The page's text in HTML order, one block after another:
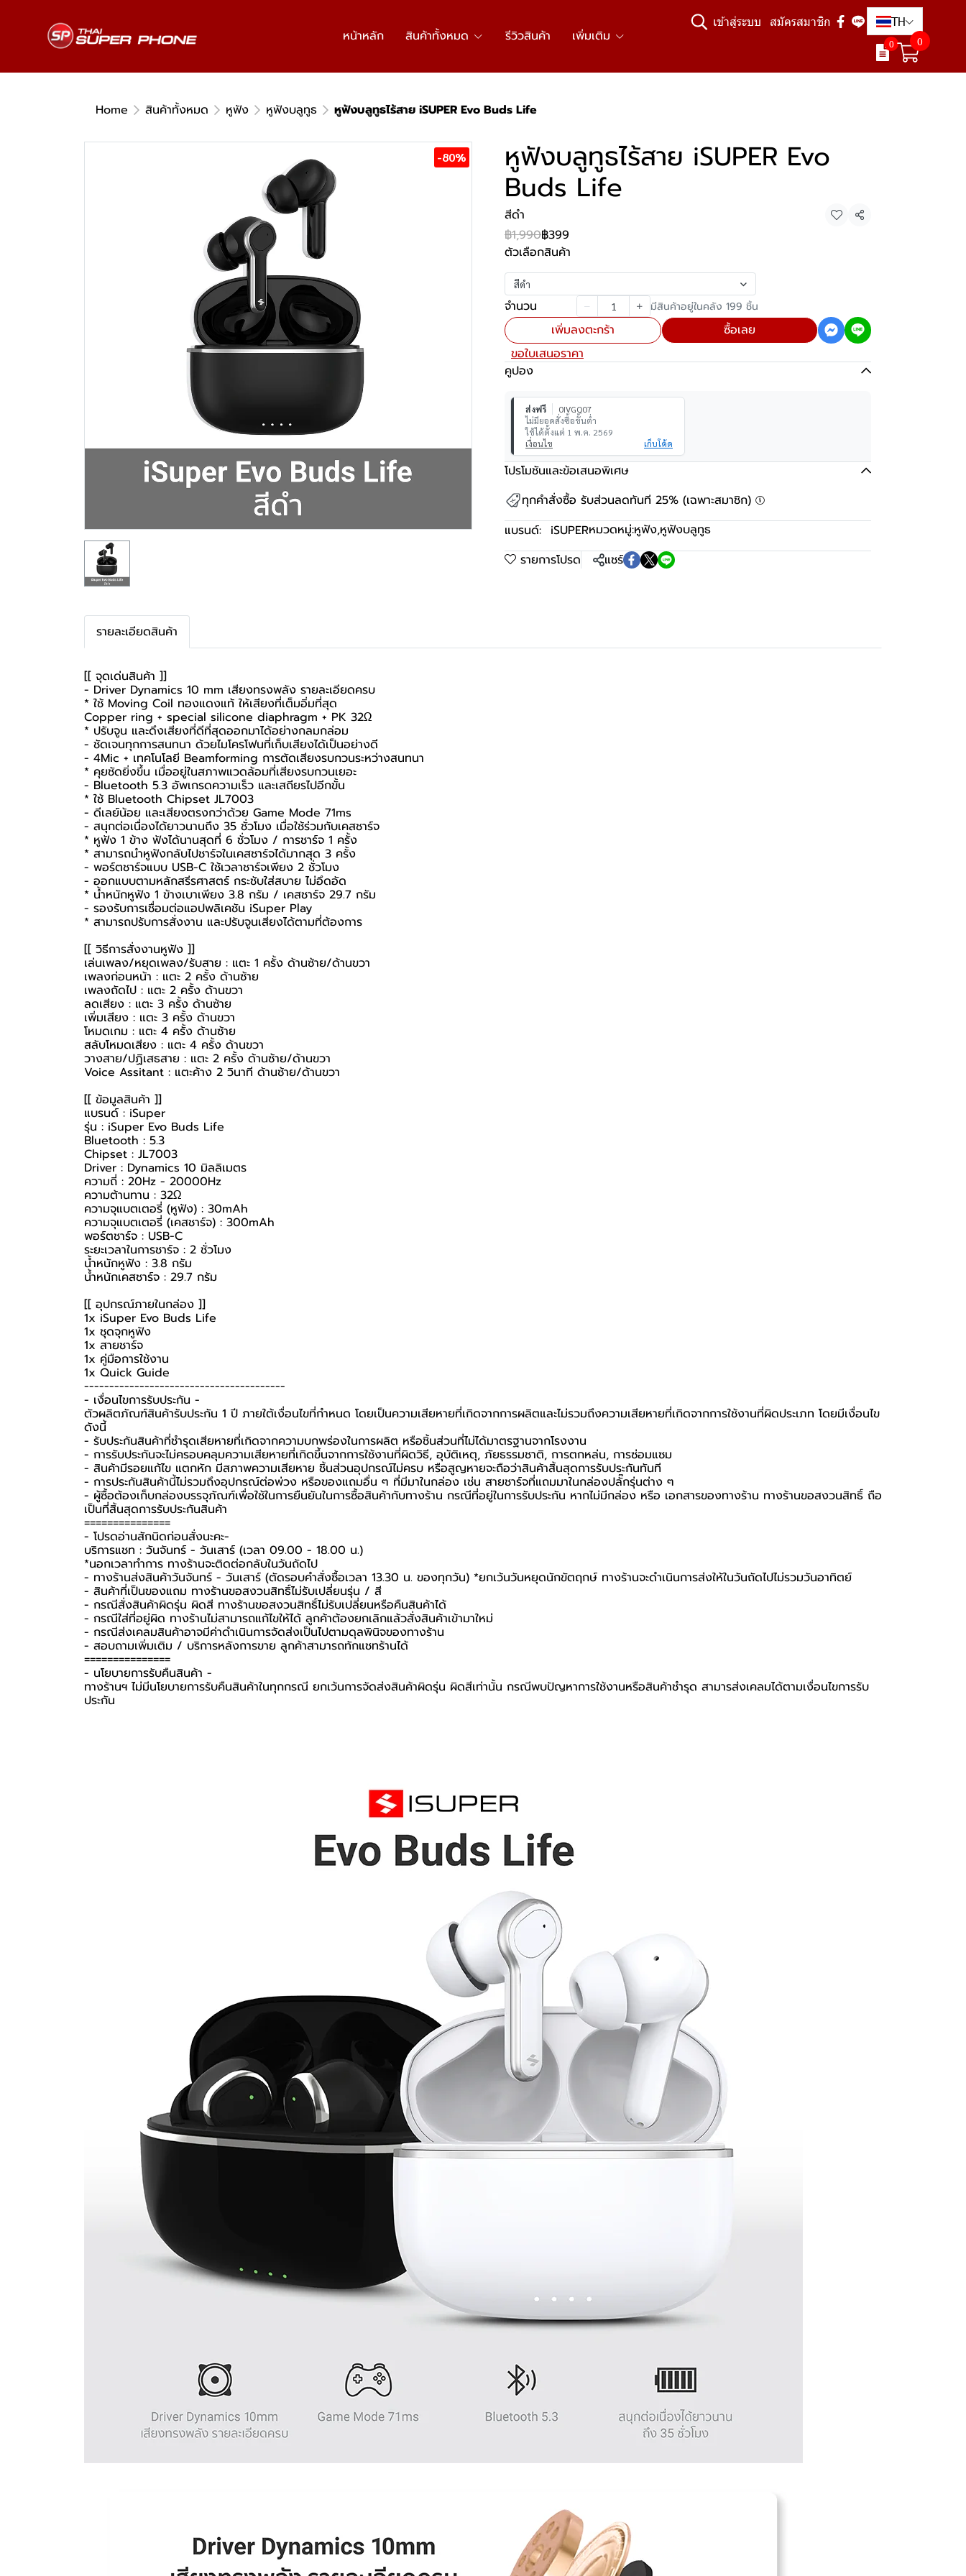
หน้าหลัก สินค้าทั้งหมด รีวิวสินค้า เพิ่มเติม
เข้าสู่ระบบ สมัครสมาชิก TH
0 0
Home สินค้าทั้งหมด หูฟัง หูฟังบลูทูธ หูฟังบลูทูธไร้สาย iSUPER Evo Buds Life
-80% หูฟังบลูทูธไร้สาย iSUPER Evo
Buds Life
สีดำ
แชร์
฿1,990฿399
ตัวเลือกสินค้า
สีดำ
จำนวน มีสินค้าอยู่ในคลัง 199 ชิ้น
เพิ่มลงตะกร้า
ซื้อเลย
ขอใบเสนอราคา
คูปอง
ส่งฟรี
0IVGQ07
ไม่มียอดสั่งซื้อขั้นต่ำ
ใช้ได้ตั้งแต่ 1 พ.ค. 2569
เงื่อนไข
เก็บโค้ด
โปรโมชันและข้อเสนอพิเศษ
ทุกคำสั่งซื้อ รับส่วนลดทันที 25% (เฉพาะสมาชิก)
แบรนด์: iSUPERหมวดหมู่:หูฟัง,หูฟังบลูทูธ
รายการโปรด
แชร์
รายละเอียดสินค้า
[[ จุดเด่นสินค้า ]]
- Driver Dynamics 10 mm เสียงทรงพลัง รายละเอียดครบ
* ใช้ Moving Coil ทองแดงแท้ ให้เสียงที่เต็มอิ่มที่สุด
Copper ring + special silicone diaphragm + PK 32Ω
* ปรับจูน และดึงเสียงที่ดีที่สุดออกมาได้อย่างกลมกล่อม
- ชัดเจนทุกการสนทนา ด้วยไมโครโฟนที่เก็บเสียงได้เป็นอย่างดี
- 4Mic + เทคโนโลยี Beamforming การตัดเสียงรบกวนระหว่างสนทนา
* คุยชัดยิ่งขึ้น เมื่ออยู่ในสภาพแวดล้อมที่เสียงรบกวนเยอะ
- Bluetooth 5.3 อัพเกรดความเร็ว และเสถียรไปอีกขั้น
* ใช้ Bluetooth Chipset JL7003
- ดีเลย์น้อย และเสียงตรงกว่าด้วย Game Mode 71ms
- สนุกต่อเนื่องได้ยาวนานถึง 35 ชั่วโมง เมื่อใช้ร่วมกับเคสชาร์จ
* หูฟัง 1 ข้าง ฟังได้นานสุดที่ 6 ชั่วโมง / การชาร์จ 1 ครั้ง
* สามารถนำหูฟังกลับไปชาร์จในเคสชาร์จได้มากสุด 3 ครั้ง
- พอร์ตชาร์จแบบ USB-C ใช้เวลาชาร์จเพียง 2 ชั่วโมง
- ออกแบบตามหลักสรีรศาสตร์ กระชับใส่สบาย ไม่อึดอัด
* น้ำหนักหูฟัง 1 ข้างเบาเพียง 3.8 กรัม / เคสชาร์จ 29.7 กรัม
- รองรับการเชื่อมต่อแอปพลิเคชัน iSuper Play
* สามารถปรับการสั่งงาน และปรับจูนเสียงได้ตามที่ต้องการ
[[ วิธีการสั่งงานหูฟัง ]]
เล่นเพลง/หยุดเพลง/รับสาย : แตะ 1 ครั้ง ด้านซ้าย/ด้านขวา
เพลงก่อนหน้า : แตะ 2 ครั้ง ด้านซ้าย
เพลงถัดไป : แตะ 2 ครั้ง ด้านขวา
ลดเสียง : แตะ 3 ครั้ง ด้านซ้าย
เพิ่มเสียง : แตะ 3 ครั้ง ด้านขวา
โหมดเกม : แตะ 4 ครั้ง ด้านซ้าย
สลับโหมดเสียง : แตะ 4 ครั้ง ด้านขวา
วางสาย/ปฏิเสธสาย : แตะ 2 ครั้ง ด้านซ้าย/ด้านขวา
Voice Assitant : แตะค้าง 2 วินาที ด้านซ้าย/ด้านขวา
[[ ข้อมูลสินค้า ]]
แบรนด์ : iSuper
รุ่น : iSuper Evo Buds Life
Bluetooth : 5.3
Chipset : JL7003
Driver : Dynamics 10 มิลลิเมตร
ความถี่ : 20Hz - 20000Hz
ความต้านทาน : 32Ω
ความจุแบตเตอรี่ (หูฟัง) : 30mAh
ความจุแบตเตอรี่ (เคสชาร์จ) : 300mAh
พอร์ตชาร์จ : USB-C
ระยะเวลาในการชาร์จ : 2 ชั่วโมง
น้ำหนักหูฟัง : 3.8 กรัม
น้ำหนักเคสชาร์จ : 29.7 กรัม
[[ อุปกรณ์ภายในกล่อง ]]
1x iSuper Evo Buds Life
1x ชุดจุกหูฟัง
1x สายชาร์จ
1x คู่มือการใช้งาน
1x Quick Guide
----------------------------------------
-️ เงื่อนไขการรับประกัน -️
ตัวผลิตภัณฑ์สินค้ารับประกัน 1 ปี ภายใต้เงื่อนไขที่กำหนด โดยเป็นความเสียหายที่เกิดจากการผลิตและไม่รวมถึงความเสียหายที่เกิดจากการใช้งานที่ผิดประเภท โดยมีเงื่อนไข
ดังนี้
- รับประกันสินค้าที่ชำรุดเสียหายที่เกิดจากความบกพร่องในการผลิต หรือชิ้นส่วนที่ไม่ได้มาตรฐานจากโรงงาน
- การรับประกันจะไม่ครอบคลุมความเสียหายที่เกิดขึ้นจากการใช้งานที่ผิดวิธี, อุบัติเหตุ, ภัยธรรมชาติ, การตกหล่น, การซ่อมแซม
- สินค้ามีรอยแก้ไข แตกหัก มีสภาพความเสียหาย ชิ้นส่วนอุปกรณ์ไม่ครบ หรือสูญหายจะถือว่าสินค้าสิ้นสุดการรับประกันทันที
- การประกันสินค้านี้ไม่รวมถึงอุปกรณ์ต่อพ่วง หรือของแถมอื่น ๆ ที่มีมาในกล่อง เช่น สายชาร์จที่แถมมาในกล่องปลั๊กรุ่นต่าง ๆ
-️ ผู้ซื้อต้องเก็บกล่องบรรจุภัณฑ์เพื่อใช้ในการยืนยันในการซื้อสินค้ากับทางร้าน กรณีที่อยู่ในการรับประกัน หากไม่มีกล่อง หรือ เอกสารของทางร้าน ทางร้านขอสงวนสิทธิ์ ถือ
เป็นที่สิ้นสุดการรับประกันสินค้า
===============
-️ โปรดอ่านสักนิดก่อนสั่งนะคะ-️
บริการแชท : วันจันทร์ - วันเสาร์ (เวลา 09.00 - 18.00 น.)
*นอกเวลาทำการ ทางร้านจะติดต่อกลับในวันถัดไป
- ทางร้านส่งสินค้าวันจันทร์ - วันเสาร์ (ตัดรอบคำสั่งซื้อเวลา 13.30 น. ของทุกวัน) *ยกเว้นวันหยุดนักขัตฤกษ์ ทางร้านจะดำเนินการส่งให้ในวันถัดไปไม่รวมวันอาทิตย์
- สินค้าที่เป็นของแถม ทางร้านขอสงวนสิทธิ์ไม่รับเปลี่ยนรุ่น / สี
- กรณีสั่งสินค้าผิดรุ่น ผิดสี ทางร้านขอสงวนสิทธิ์ไม่รับเปลี่ยนหรือคืนสินค้าได้
- กรณีใส่ที่อยู่ผิด ทางร้านไม่สามารถแก้ไขให้ได้ ลูกค้าต้องยกเลิกแล้วสั่งสินค้าเข้ามาใหม่
- กรณีส่งเคลมสินค้าอาจมีค่าดำเนินการจัดส่งเป็นไปตามดุลพินิจของทางร้าน
- สอบถามเพิ่มเติม / บริการหลังการขาย ลูกค้าสามารถทักแชทร้านได้
===============
-️ นโยบายการรับคืนสินค้า -️
ทางร้านฯ ไม่มีนโยบายการรับคืนสินค้าในทุกกรณี ยกเว้นการจัดส่งสินค้าผิดรุ่น ผิดสีเท่านั้น กรณีพบปัญหาการใช้งานหรือสินค้าชำรุด สามารส่งเคลมได้ตามเงื่อนไขการรับ
ประกัน